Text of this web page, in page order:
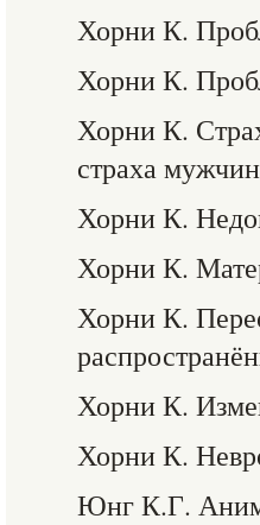
Хорни К.
Хорни К.
Хорни К.
страха
Хорни К.
Хорни К.
Хорни К.
Хорни К.
Хорни К.
Юнг К.Г.